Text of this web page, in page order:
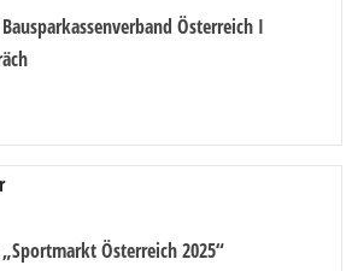
Österreich I
Österreich 2025“